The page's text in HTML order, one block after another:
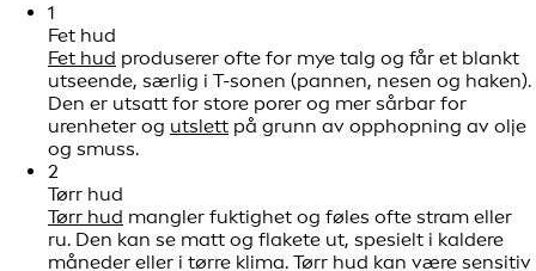
1
Fet hud
Fet hud produserer ofte for mye talg og får et blankt
utseende, særlig i T-sonen (pannen, nesen og haken).
Den er utsatt for store porer og mer sårbar for
urenheter og utslett på grunn av opphopning av olje
og smuss.
2
Tørr hud
Tørr hud mangler fuktighet og føles ofte stram eller
ru. Den kan se matt og flakete ut, spesielt i kaldere
måneder eller i tørre klima. Tørr hud kan være sensitiv